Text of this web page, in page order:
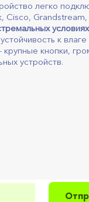
легко
Cisco,
условиях
к влаге
крупные кнопки,
устройств.